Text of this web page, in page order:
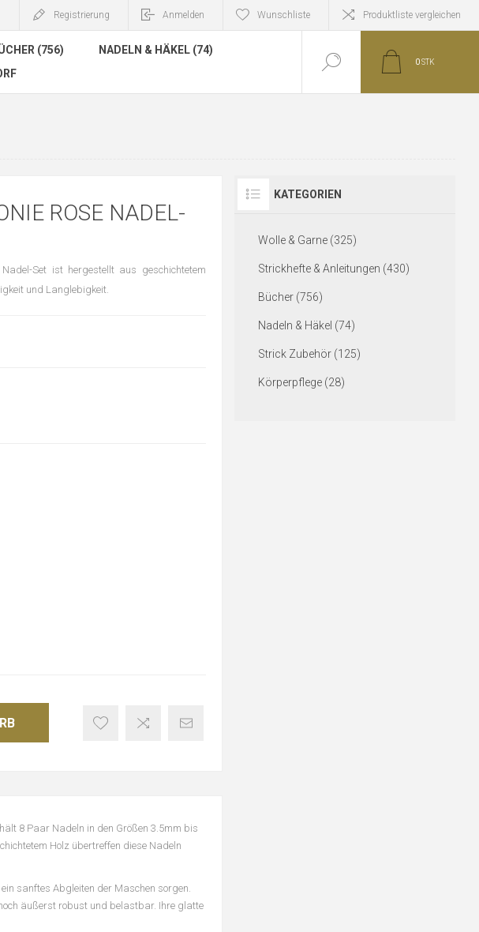
Registrierung Anmelden Wunschliste Produktliste vergleichen
(756)
NADELN & HÄKEL (74)
0STK
ROSE NADEL-
Nadel-Set ist hergestellt aus geschichtetem
und Langlebigkeit.
8 Paar Nadeln in den Größen 3.5mm bis
Holz übertreffen diese Nadeln
sanftes Abgleiten der Maschen sorgen.
äußerst robust und belastbar. Ihre glatte
KATEGORIEN
Wolle & Garne (325)
Strickhefte & Anleitungen (430)
Bücher (756)
Nadeln & Häkel (74)
Strick Zubehör (125)
Körperpflege (28)